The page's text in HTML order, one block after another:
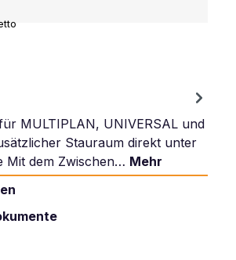
MULTIPLAN, UNIVERSAL und
Stauraum direkt unter
Mit dem Zwischen… Mehr